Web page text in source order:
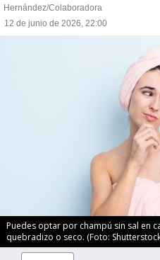
Hernández/Colaboradora
12 de junio de 2026, 22:00
Puedes optar por champú sin sal en
quebradizo o seco. (Foto: